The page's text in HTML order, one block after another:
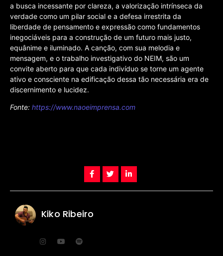
a busca incessante por clareza, a valorização intrínseca da
verdade como um pilar social e a defesa irrestrita da
liberdade de pensamento e expressão como fundamentos
inegociáveis para a construção de um futuro mais justo,
equânime e iluminado. A canção, com sua melodia e
mensagem, e o trabalho investigativo do NEIM, são um
convite aberto para que cada indivíduo se torne um agente
ativo e consciente na edificação dessa tão necessária era de
discernimento e lucidez.
Fonte: https://www.naoeimprensa.com
Kiko Ribeiro